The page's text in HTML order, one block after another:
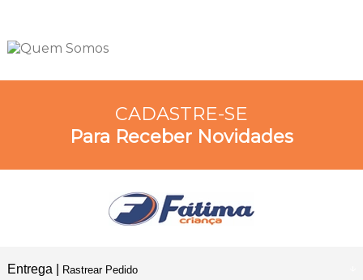
CADASTRE-SE
Para Receber Novidades
Entrega | Rastrear Pedido